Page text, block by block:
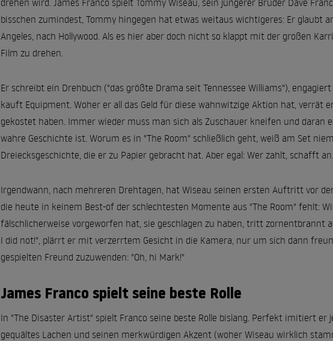
drehen wird. James Franco spielt Tommy Wiseau, sein jüngerer Bruder Dave
bisschen zumindest, Tommy hingegen hat etwas weitaus wichtigeres: Er glaubt
Angeles, nach Hollywood. Als es hier aber doch nicht so klappt mit der großen
Film zu drehen.
Er schreibt ein Drehbuch ("das größte Drama seit Tennessee Williams"),
kauft Equipment. Woher er all das Geld für diese wahnwitzige Aktion hat, verrät
gekostet haben. Immer wieder muss man sich als Zuschauer kneifen und daran
wahre Geschichte ist. Worum es in "The Room" schließlich geht, weiß am Set
Dreiecksgeschichte, die er zu Papier gebracht hat. Aber egal: Wer zahlt, schafft an.
Irgendwann, nach mehreren Drehtagen, hat Wiseau seinen ersten Auftritt vor
die heute in keinem Best-of der schlechtesten Momente aus "The Room" fehlt:
fälschlicherweise vorgeworfen hat, sie geschlagen zu haben, tritt zornentbrannt
I did not!", plärrt er mit verzerrtem Gesicht in die Kamera, nur um sich dann
gespielten Freund zuzuwenden: "Oh, hi Mark!"
James Franco spielt seine beste Rolle
In "The Disaster Artist" spielt Franco seine beste Rolle bislang. Perfekt imitiert er
gequältes Lachen und seinen merkwürdigen Akzent (woher Wiseau wirklich